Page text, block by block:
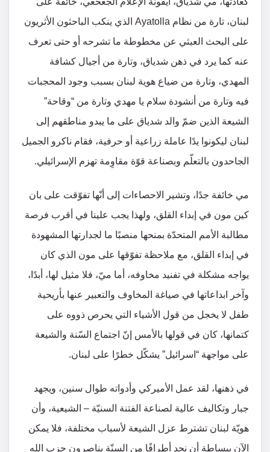
لبنان، تارة من نظام Ayatolla الذي ينكب الباحثون الأثريون
على البحث العبثي عن مخطوطة ما تشرحه أو حتى تعرف
عنه كما يرد في ذهن شدياق، وتارة من أجيال كشافة
المهدي، وتارة من ضياع هوية لبنان بسبب وجود المحجبات
فيه وتارة من أنشودة سلام يا مهدي وتارة من “وقاحة”
الشيعة الذين ضمّ والد شدياق على ما يبدو مناطقهم إلى
لبنان ليكونوا يدًا عاملة زراعية أو حرفية، فقام ناكرو الجميل
الجاحدون بالتعلّم وبصناعة قوّة مقاوِمة تهزم الإسرائيلي.
مي خائفة جدًا، وتشير الاحصاءات إلى أنّها تفوّقت على بان
كين مون في إبداء القلق، ولهذا يجب علينا في أقرب فرصة
مطالبة الأمم المتحدّة بمنحها منصبًا ما لجدارتها المشهودة
في إبداء القلق، مع ملاحظة تفوّقها على مون الذي كان
يواجه مشكلة في تفنيد مخاوفه، أما ميّ، فلا مثيل لها، أبدًا،
وآخر ابداعاتها في صياغة المخاوف والتعبير عنها بأريحية
طفل لا يخجل من قول الأشياء التي يحرص ذووه على
كتمانها، كان في قولها بالأمس إنّ اجتماع السّنة والشيعة
على مواجهة “اسرائيل” يشكّل خطرًا على لبنان.
في ذهنها، لقد عمل الأميركي وأدواته طوال سنين، ويجهد
جبار وتكاليف عالية لصناعة الفتنة السنيّة – الشيعية، وأن
هويّة لبنان تشترط عزل الشيعة لأسباب مختلفة، فلا يمكن
الآن ببساطة أن نجد أطرافًا من السنّة يناصرون حزب الله